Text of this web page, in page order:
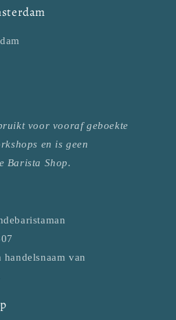
voor vooraf geboekte
en is geen
Barista Shop.
van